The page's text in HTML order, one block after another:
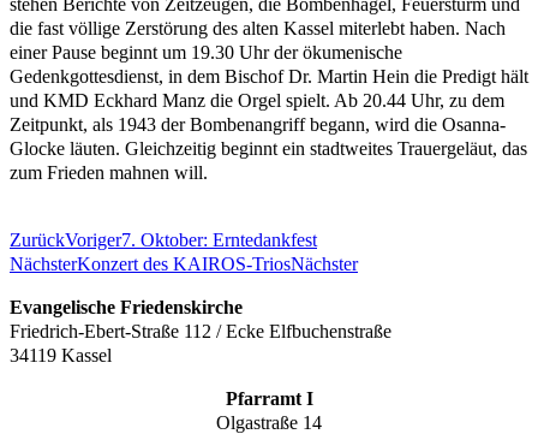
die fast völlige Zerstörung des alten Kassel miterlebt haben. Nach
einer Pause beginnt um 19.30 Uhr der ökumenische
Gedenkgottesdienst, in dem Bischof Dr. Martin Hein die Predigt hält
und KMD Eckhard Manz die Orgel spielt. Ab 20.44 Uhr, zu dem
Zeitpunkt, als 1943 der Bombenangriff begann, wird die Osanna-
Glocke läuten. Gleichzeitig beginnt ein stadtweites Trauergeläut, das
zum Frieden mahnen will.
ZurückVoriger7. Oktober: Erntedankfest
NächsterKonzert des KAIROS-TriosNächster
Evangelische Friedenskirche
Friedrich-Ebert-Straße 112 / Ecke Elfbuchenstraße
34119 Kassel
Pfarramt I
Olgastraße 14